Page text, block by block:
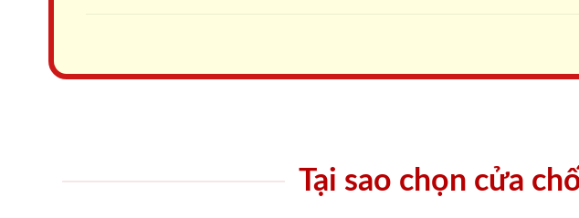
Tại sao chọn cửa